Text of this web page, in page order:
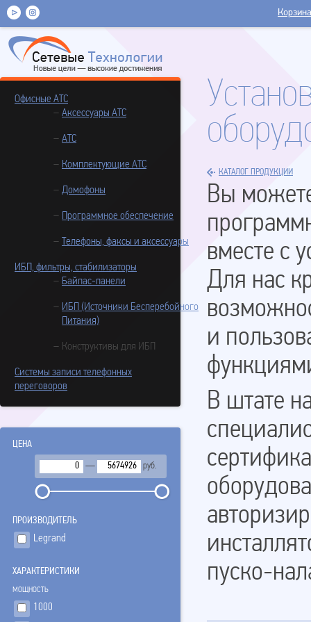
Корзина
Офисные АТС
Аксессуары АТС
АТС
Комплектующие АТС
Домофоны
Программное обеспечение
Телефоны, факсы и аксессуары
ИБП, фильтры, стабилизаторы
Байпас-панели
ИБП (Источники Бесперебойного
Питания)
Конструктивы для ИБП
Системы записи телефонных
переговоров
ЦЕНА
— руб.
ПPОИЗВОДИТЕЛЬ
Legrand
ХАРАКТЕРИСТИКИ
МОЩНОСТЬ
1000
КАТАЛОГ ПРОДУКЦИИ
Вы
вместе с
Для нас
и
В штате
пуско-